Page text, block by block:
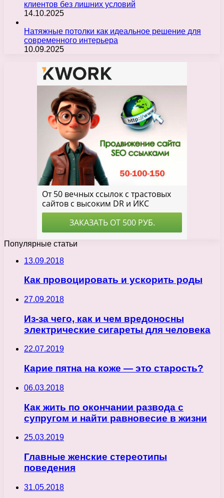
клиентов без лишних условий
14.10.2025
Натяжные потолки как идеальное решение для
современного интерьера
10.09.2025
Популярные статьи
13.09.2018
Как провоцировать и ускорить роды
27.09.2018
Из-за чего, как и чем вредоносны
электрические сигареты для человека
22.07.2019
Карие пятна на коже — это старость?
06.03.2018
Как жить по окончании развода с
супругом и найти равновесие в жизни
25.03.2019
Главные женские стереотипы
поведения
31.05.2018